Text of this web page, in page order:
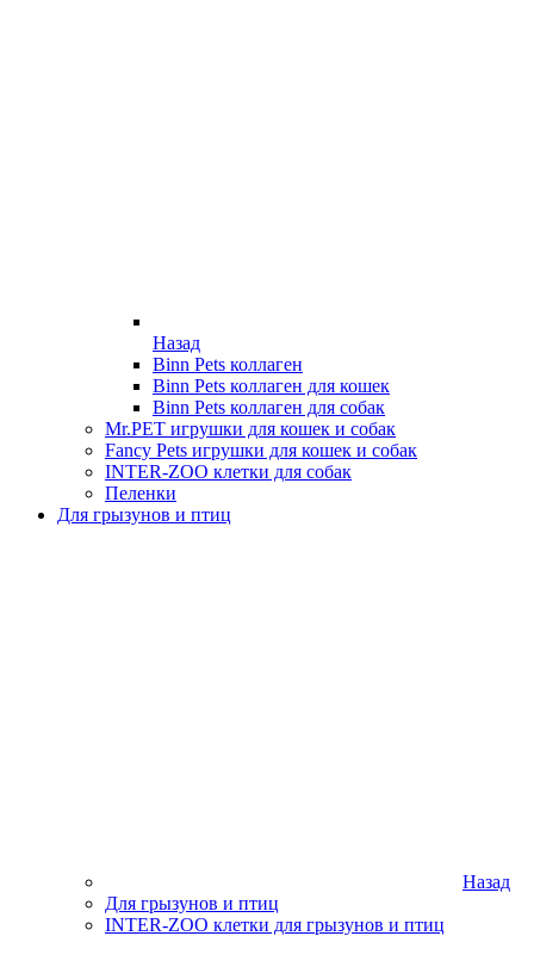
Назад
Binn Pets коллаген
Binn Pets коллаген для кошек
Binn Pets коллаген для собак
Mr.PET игрушки для кошек и собак
Fancy Pets игрушки для кошек и собак
INTER-ZOO клетки для собак
Пеленки
Для грызунов и птиц
Назад
Для грызунов и птиц
INTER-ZOO клетки для грызунов и птиц